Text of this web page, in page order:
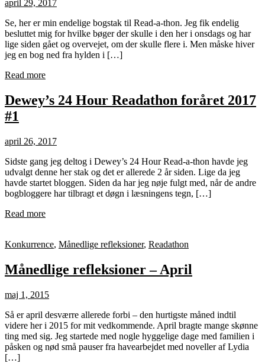
april 29, 2017
Se, her er min endelige bogstak til Read-a-thon. Jeg fik endelig
besluttet mig for hvilke bøger der skulle i den her i onsdags og har
lige siden gået og overvejet, om der skulle flere i. Men måske hiver
jeg en bog ned fra hylden i […]
Read more
Dewey’s 24 Hour Readathon foråret 2017
#1
april 26, 2017
Sidste gang jeg deltog i Dewey’s 24 Hour Read-a-thon havde jeg
udvalgt denne her stak og det er allerede 2 år siden. Lige da jeg
havde startet bloggen. Siden da har jeg nøje fulgt med, når de andre
bogbloggere har tilbragt et døgn i læsningens tegn, […]
Read more
Konkurrence, Månedlige refleksioner, Readathon
Månedlige refleksioner – April
maj 1, 2015
Så er april desværre allerede forbi – den hurtigste måned indtil
videre her i 2015 for mit vedkommende. April bragte mange skønne
ting med sig. Jeg startede med nogle hyggelige dage med familien i
påsken og nød små pauser fra havearbejdet med noveller af Lydia
[…]